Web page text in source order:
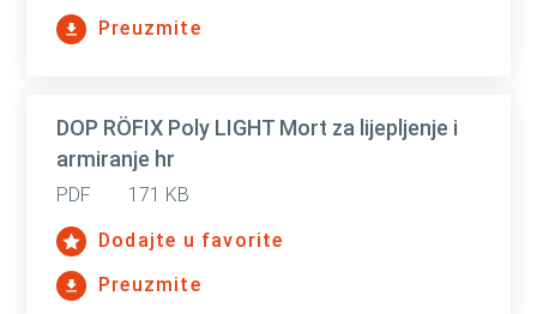
Preuzmite
DOP RÖFIX Poly LIGHT Mort za lijepljenje i
armiranje hr
PDF
171 KB
Dodajte u favorite
Preuzmite